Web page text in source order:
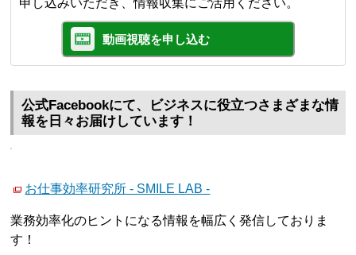
申し込みいただき、情報収集にご活用ください。
動画視聴を申し込む
公式Facebookにて、ビジネスに役立つさまざまな情
報を日々お届けしています！
お仕事効率研究所 - SMILE LAB -
業務効率化のヒントになる情報を幅広く発信しておりま
す！